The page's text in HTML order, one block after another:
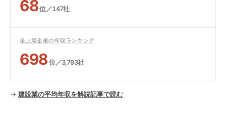
68位／147社
全上場企業の年収ランキング
698位／3,793社
→ 建設業の平均年収を解説記事で読む